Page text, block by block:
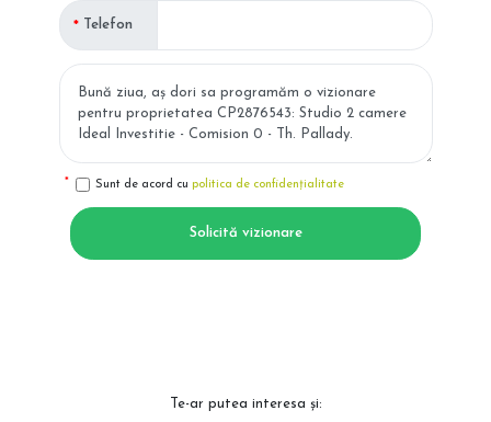
Telefon
Sunt de acord cu politica de confidențialitate
Solicită vizionare
Te-ar putea interesa și: